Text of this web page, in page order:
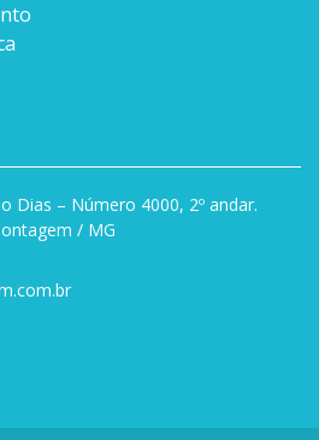
Dias – Número 4000, 2º andar.
/ MG